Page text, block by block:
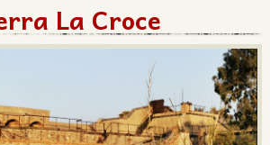
La Croce